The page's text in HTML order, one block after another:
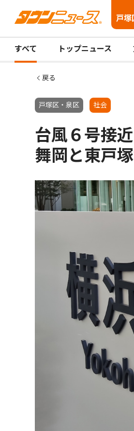
戸塚
すべて トップニュース
戻る
戸塚区・泉区 社会
台風６号接
舞岡と東戸